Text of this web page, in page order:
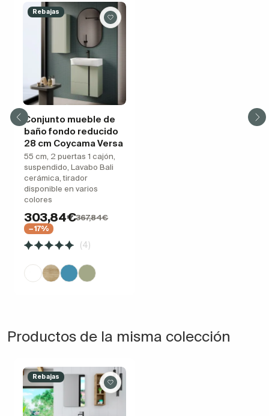
Rebajas
Conjunto mueble de
baño fondo reducido
28 cm Coycama Versa
55 cm, 2 puertas 1 cajón,
suspendido, Lavabo Bali
cerámica, tirador
disponible en varios
colores
303,84€367,84€
−17%
(4)
Productos de la misma colección
Rebajas